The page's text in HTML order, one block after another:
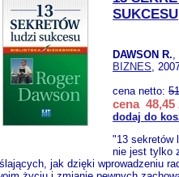
SUKCESU
DAWSON R.,
BIZNES,
cena netto:
cena 48,45
dodaj do
"13 sekretów
nie jest tylko
jak dzięki wprowadzeniu